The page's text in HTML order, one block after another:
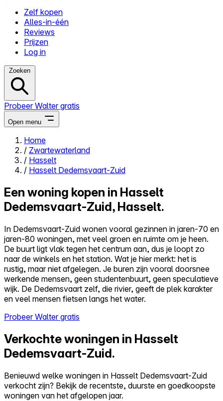
Zelf kopen
Alles-in-één
Reviews
Prijzen
Log in
Zoeken
Probeer Walter gratis
Open menu
Close menu
Zelf kopen
Reviews
Prijzen
Log in
Probeer Walter gratis
Home
/ Zwartewaterland
/ Hasselt
/ Hasselt Dedemsvaart-Zuid
Een woning kopen in Hasselt
Dedemsvaart-Zuid, Hasselt.
In Dedemsvaart-Zuid wonen vooral gezinnen in jaren-70 en
jaren-80 woningen, met veel groen en ruimte om je heen.
De buurt ligt vlak tegen het centrum aan, dus je loopt zo
naar de winkels en het station. Wat je hier merkt: het is
rustig, maar niet afgelegen. Je buren zijn vooral doorsnee
werkende mensen, geen studentenbuurt, geen speculatieve
wijk. De Dedemsvaart zelf, die rivier, geeft de plek karakter
en veel mensen fietsen langs het water.
Probeer Walter gratis
Verkochte woningen in Hasselt
Dedemsvaart-Zuid.
Benieuwd welke woningen in Hasselt Dedemsvaart-Zuid
verkocht zijn? Bekijk de recentste, duurste en goedkoopste
woningen van het afgelopen jaar.